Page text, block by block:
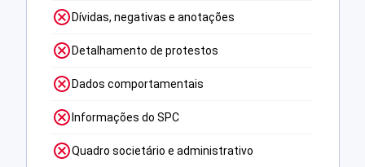
Dívidas, negativas e anotações
Detalhamento de protestos
Dados comportamentais
Informações do SPC
Quadro societário e administrativo